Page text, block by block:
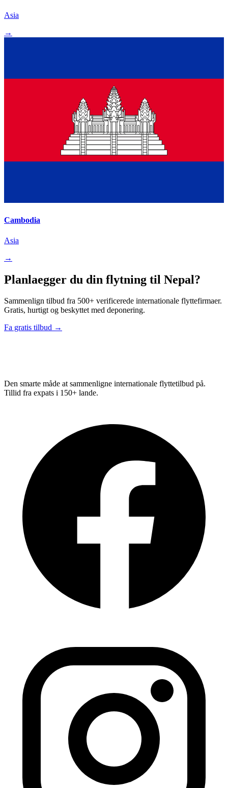
Asia
→
Cambodia
Asia
→
Planlaegger du din flytning til Nepal?
Sammenlign tilbud fra 500+ verificerede internationale flyttefirmaer.
Gratis, hurtigt og beskyttet med deponering.
Fa gratis tilbud →
Den smarte måde at sammenligne internationale flyttetilbud på.
Tillid fra expats i 150+ lande.